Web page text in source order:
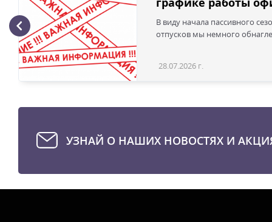
В виду начала пассивного
отпусков мы немного
28.07.2026 г.
УЗНАЙ О НАШИХ НОВОСТЯХ И